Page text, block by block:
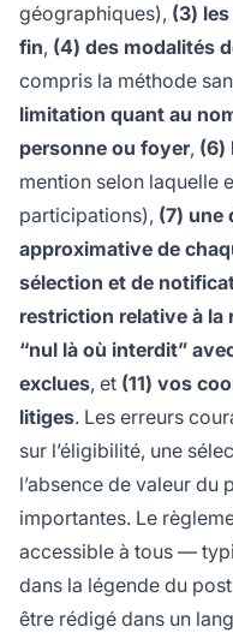
géographiques), (3)
fin, (4) des modalités
compris la méthode
limitation quant au
personne ou foyer, (6)
mention selon laquelle
participations), (7) une
approximative de
sélection et de
restriction relative à la
“nul là où interdit”
exclues, et (11) vos
litiges. Les erreurs
sur l’éligibilité, une
l’absence de valeur du
importantes. Le
accessible à tous —
dans la légende du
être rédigé dans un